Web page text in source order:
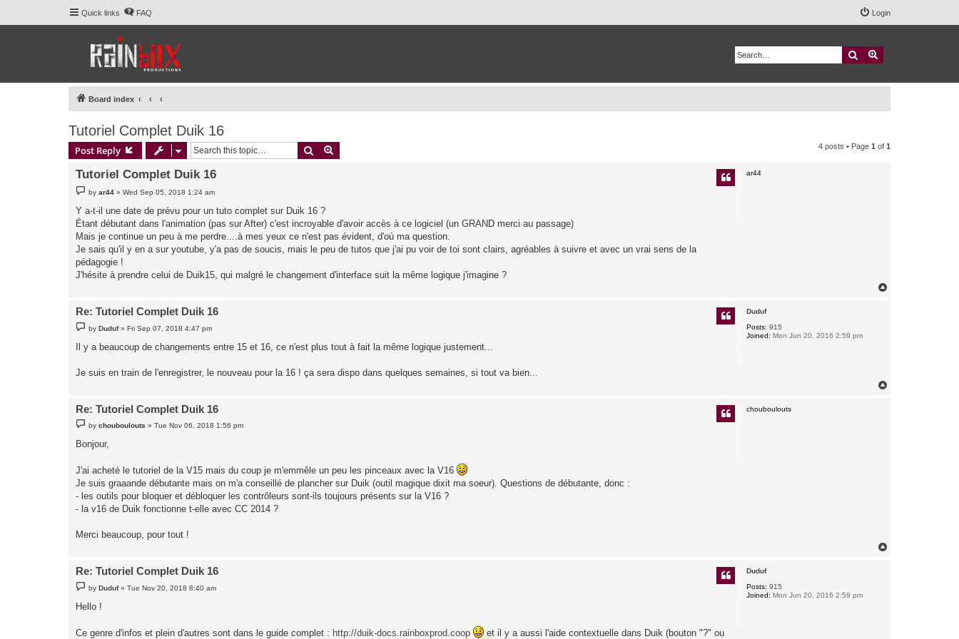
Quick links FAQ Login
Search
Board index
Tutoriel Complet Duik 16
Post Reply Search 4 posts • Page 1 of 1
ar44
Tutoriel Complet Duik 16
P
o
t
byar44 »Wed Sep 05, 2018 1:24 am
Y a-t-il une date de prévu pour un tuto complet sur Duik 16 ?
Étant débutant dans l'animation (pas sur After) c'est incroyable d'avoir accès à ce logiciel (un GRAND merci au passage)
Mais je continue un peu à me perdre....à mes yeux ce n'est pas évident, d'où ma question.
Je sais qu'il y en a sur youtube, y'a pas de soucis, mais le peu de tutos que j'ai pu voir de toi sont clairs, agréables à suivre et avec un vrai sens de la
pédagogie !
J'hésite à prendre celui de Duik15, qui malgré le changement d'interface suit la même logique j'imagine ?
Duduf
Posts: 915
Joined: Mon Jun 20, 2016 2:59 pm
Re: Tutoriel Complet Duik 16
P
o
t
byDuduf»Fri Sep 07, 2018 4:47 pm
Il y a beaucoup de changements entre 15 et 16, ce n'est plus tout à fait la même logique justement...
Je suis en train de l'enregistrer, le nouveau pour la 16 ! ça sera dispo dans quelques semaines, si tout va bien...
chouboulouts
Re: Tutoriel Complet Duik 16
P
o
t
bychouboulouts »Tue Nov 06, 2018 1:56 pm
Bonjour,
J'ai acheté le tutoriel de la V15 mais du coup je m'emmêle un peu les pinceaux avec la V16
Je suis graaande débutante mais on m'a conseillé de plancher sur Duik (outil magique dixit ma soeur). Questions de débutante, donc :
- les outils pour bloquer et débloquer les contrôleurs sont-ils toujours présents sur la V16 ?
- la v16 de Duik fonctionne t-elle avec CC 2014 ?
Merci beaucoup, pour tout !
Duduf
Posts: 915
Joined: Mon Jun 20, 2016 2:59 pm
Re: Tutoriel Complet Duik 16
P
o
s
t
byDuduf»Tue Nov 20, 2018 8:40 am
Hello !
Ce genre d'infos et plein d'autres sont dans le guide complet : http://duik-docs.rainboxprod.coop et il y a aussi l'aide contextuelle dans Duik (bouton "?" ou